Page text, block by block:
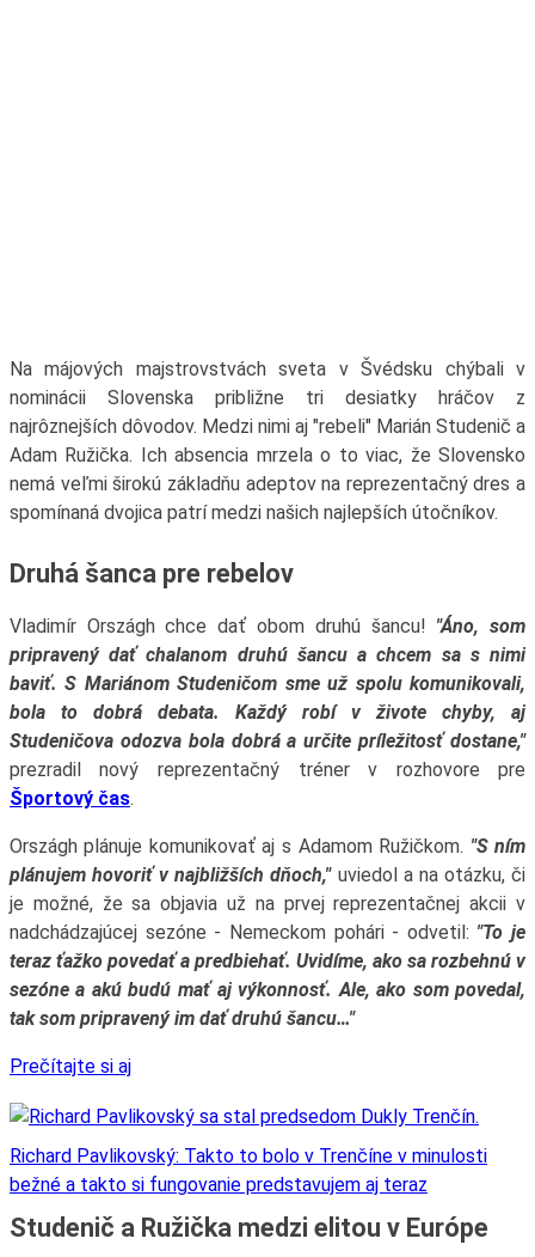
Na májových majstrovstvách sveta v Švédsku chýbali v
nominácii Slovenska približne tri desiatky hráčov z
najrôznejších dôvodov. Medzi nimi aj "rebeli" Marián Studenič a
Adam Ružička. Ich absencia mrzela o to viac, že Slovensko
nemá veľmi širokú základňu adeptov na reprezentačný dres a
spomínaná dvojica patrí medzi našich najlepších útočníkov.
Druhá šanca pre rebelov
Vladimír Országh chce dať obom druhú šancu! "Áno, som
pripravený dať chalanom druhú šancu a chcem sa s nimi
baviť. S Mariánom Studeničom sme už spolu komunikovali,
bola to dobrá debata. Každý robí v živote chyby, aj
Studeničova odozva bola dobrá a určite príležitosť dostane,"
prezradil nový reprezentačný tréner v rozhovore pre
Športový čas.
Országh plánuje komunikovať aj s Adamom Ružičkom. "S ním
plánujem hovoriť v najbližších dňoch,"uviedol a na otázku, či
je možné, že sa objavia už na prvej reprezentačnej akcii v
nadchádzajúcej sezóne - Nemeckom pohári - odvetil: "To je
teraz ťažko povedať a predbiehať. Uvidíme, ako sa rozbehnú v
sezóne a akú budú mať aj výkonnosť. Ale, ako som povedal,
tak som pripravený im dať druhú šancu…"
Prečítajte si aj
Richard Pavlikovský: Takto to bolo v Trenčíne v minulosti
bežné a takto si fungovanie predstavujem aj teraz
Studenič a Ružička medzi elitou v Európe